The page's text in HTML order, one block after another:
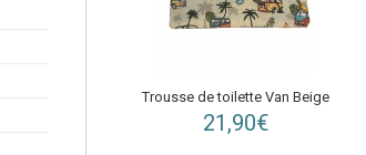
Trousse de toilette Van Beige
21,90€